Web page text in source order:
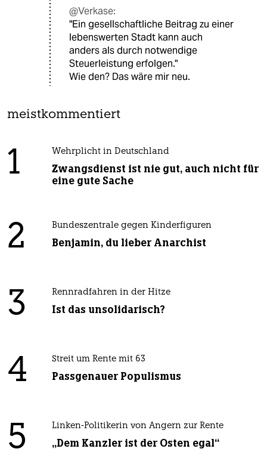
@Verkase:
"Ein gesellschaftliche Beitrag zu einer
lebenswerten Stadt kann auch
anders als durch notwendige
Steuerleistung erfolgen."
Wie den? Das wäre mir neu.
meistkommentiert
1 Wehrplicht in Deutschland
Zwangsdienst ist nie gut, auch nicht für
eine gute Sache
2 Bundeszentrale gegen Kinderfiguren
Benjamin, du lieber Anarchist
3 Rennradfahren in der Hitze
Ist das unsolidarisch?
4 Streit um Rente mit 63
Passgenauer Populismus
5 Linken-Politikerin von Angern zur Rente
„Dem Kanzler ist der Osten egal“